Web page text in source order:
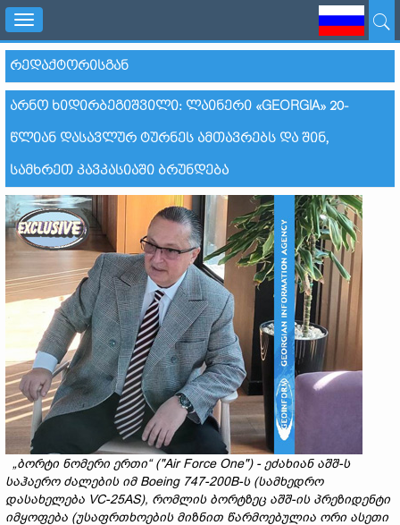
Toggle
navigation
ᲠᲔᲓᲐᲥᲢᲝᲠᲘᲡᲒᲐᲜ
ᲐᲠᲜᲝ ᲮᲘᲓᲘᲠᲑᲔᲒᲘᲨᲕᲘᲚᲘ: ᲚᲐᲘᲜᲔᲠᲘ «GEORGIA» 20-
ᲬᲚᲘᲐᲜ ᲓᲐᲡᲐᲕᲚᲣᲠ ᲢᲣᲠᲜᲔᲡ ᲐᲛᲗᲐᲕᲠᲔᲑᲡ ᲓᲐ ᲨᲘᲜ,
ᲡᲐᲛᲮᲠᲔᲗ ᲙᲐᲕᲙᲐᲡᲘᲐᲨᲘ ᲑᲠᲣᲜᲓᲔᲑᲐ
„ბორტი ნომერი ერთი“ ("Air Force One") - ეძახიან აშშ-ს
საჰაერო ძალების იმBoeing 747-200B-ს(სამხედრო
დასახელება VC-25AS), რომლის ბორტზეც აშშ-ის პრეზიდენტი
იმყოფება (უსაფრთხოების მიზნით წარმოებულია ორი ასეთი